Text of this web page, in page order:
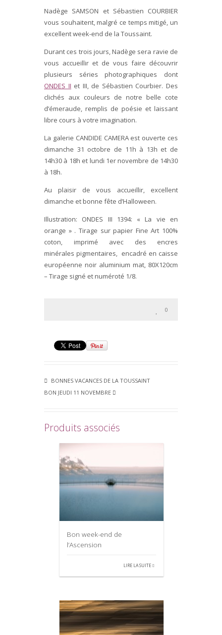
Nadège SAMSON et Sébastien COURBIER
vous souhaitent, malgré ce temps mitigé, un
excellent week-end de la Toussaint.
Durant ces trois jours, Nadège sera ravie de
vous accueillir et de vous faire découvrir
plusieurs séries photographiques dont
ONDES II et III, de Sébastien Courbier. Des
clichés aux couleurs de notre belle cote
d’émeraude, remplis de poésie et laissant
libre cours à votre imagination.
La galerie CANDIDE CAMERA est ouverte ces
dimanche 31 octobre de 11h à 13h et de
14h30 à 18h et lundi 1er novembre de 14h30
à 18h.
Au plaisir de vous accueillir, excellent
dimanche et bonne fête d’Halloween.
Illustration: ONDES III 1394: « La vie en
orange » . Tirage sur papier Fine Art 100%
coton, imprimé avec des encres
minérales pigmentaires, encadré en caisse
européenne noir aluminium mat, 80X120cm
– Tirage signé et numéroté 1/8.
0
BONNES VACANCES DE LA TOUSSAINT
BON JEUDI 11 NOVEMBRE
Produits associés
Bon week-end de
l’Ascension
LIRE LA SUITE